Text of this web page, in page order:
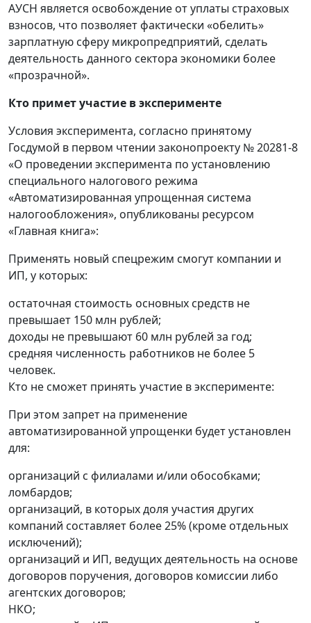
АУСН является освобождение от уплаты страховых
взносов, что позволяет фактически «обелить»
зарплатную сферу микропредприятий, сделать
деятельность данного сектора экономики более
«прозрачной».
Кто примет участие в эксперименте
Условия эксперимента, согласно принятому
Госдумой в первом чтении законопроекту № 20281-8
«О проведении эксперимента по установлению
специального налогового режима
«Автоматизированная упрощенная система
налогообложения», опубликованы ресурсом
«Главная книга»:
Применять новый спецрежим смогут компании и
ИП, у которых:
остаточная стоимость основных средств не
превышает 150 млн рублей;
доходы не превышают 60 млн рублей за год;
средняя численность работников не более 5
человек.
Кто не сможет принять участие в эксперименте:
При этом запрет на применение
автоматизированной упрощенки будет установлен
для:
организаций с филиалами и/или обособками;
ломбардов;
организаций, в которых доля участия других
компаний составляет более 25% (кроме отдельных
исключений);
организаций и ИП, ведущих деятельность на основе
договоров поручения, договоров комиссии либо
агентских договоров;
НКО;